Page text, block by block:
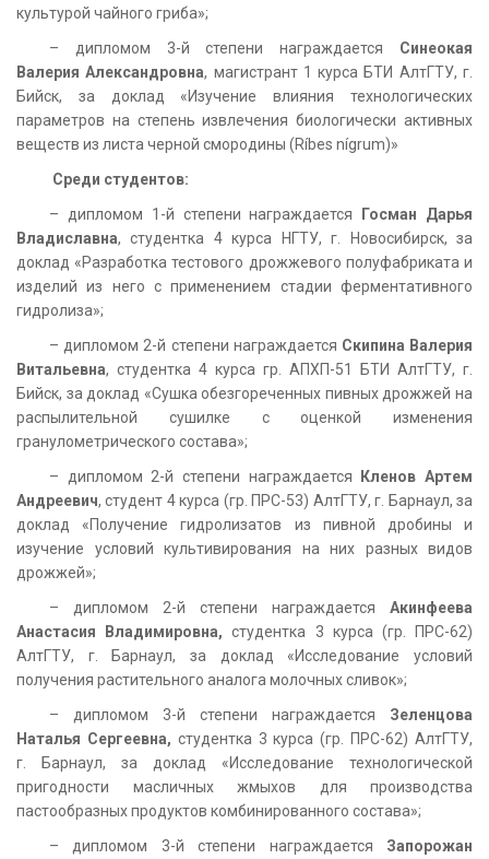
культурой чайного гриба»;
– дипломом 3-й степени награждается Синеокая
Валерия Александровна, магистрант 1 курса БТИ АлтГТУ, г.
Бийск, за доклад «Изучение влияния технологических
параметров на степень извлечения биологически активных
веществ из листа черной смородины (Ríbes nígrum)»
Среди студентов:
– дипломом 1-й степени награждается
Госман Дарья
Владиславна, студентка 4 курса НГТУ, г. Новосибирск, за
доклад «Разработка тестового дрожжевого полуфабриката и
изделий из него с применением стадии ферментативного
гидролиза»;
– дипломом 2-й степени награждается Скипина Валерия
Витальевна, студентка 4 курса гр. АПХП-51 БТИ АлтГТУ, г.
Бийск, за доклад «Сушка обезгореченных пивных дрожжей на
распылительной сушилке с оценкой изменения
гранулометрического состава»;
– дипломом 2-й степени награждается
Кленов Артем
Андреевич, студент 4 курса (гр. ПРС-53) АлтГТУ, г. Барнаул, за
доклад «Получение гидролизатов из пивной дробины и
изучение условий культивирования на них разных видов
дрожжей»;
– дипломом 2-й степени награждается Акинфеева
Анастасия Владимировна, студентка 3 курса (гр. ПРС-62)
АлтГТУ, г. Барнаул, за доклад «Исследование условий
получения растительного аналога молочных сливок»;
– дипломом 3-й степени награждается Зеленцова
Наталья Сергеевна, студентка 3 курса (гр. ПРС-62) АлтГТУ,
г. Барнаул, за доклад «Исследование технологической
пригодности масличных жмыхов для производства
пастообразных продуктов комбинированного состава»;
– дипломом 3-й степени награждается Запорожан